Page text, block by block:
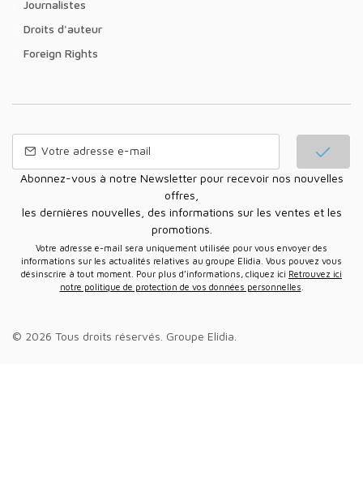
Journalistes
Droits d'auteur
Foreign Rights
Abonnez-vous à notre Newsletter pour recevoir nos nouvelles
offres,
les dernières nouvelles, des informations sur les ventes et les
promotions.
Votre adresse e-mail sera uniquement utilisée pour vous envoyer des
informations sur les actualités relatives au groupe Elidia. Vous pouvez vous
désinscrire à tout moment. Pour plus d’informations, cliquez ici Retrouvez ici
notre politique de protection de vos données personnelles
© 2026 Tous droits réservés. Groupe Elidia